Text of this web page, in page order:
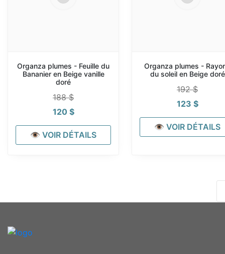
Organza plumes - Feuille du
Bananier en Beige vanille
doré
188$
120$
👁 VOIR DÉTAILS
Organza plumes -
du soleil en Beige doré
192$
123 $
👁 VOIR DÉTAILS